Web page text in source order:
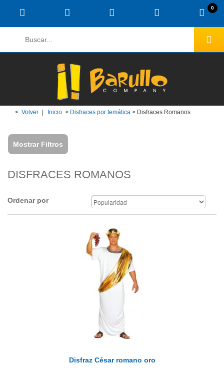
0
< Volver Inicio > Disfraces por temática > Disfraces Romanos
Mostrar Filtros
DISFRACES ROMANOS
Ordenar por
Disfraz César romano oro